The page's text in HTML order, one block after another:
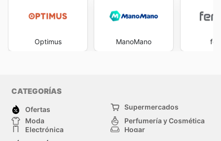
Optimus ManoMano
CATEGORÍAS
Ofertas
Supermercados
Moda
Perfumería y Cosmética
Electrónica
Hogar
Deporte